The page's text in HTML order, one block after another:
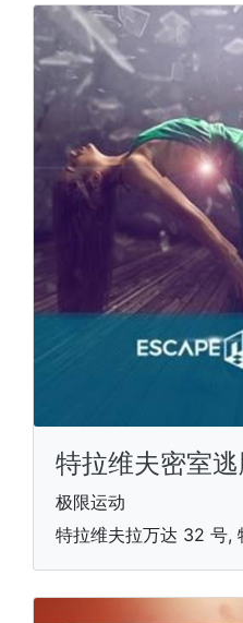
特拉维夫密室
极限运动
特拉维夫拉万达 32 号,